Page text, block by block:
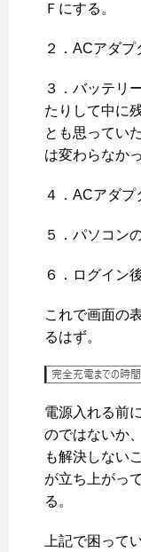
Ｆにする。
２．ACアダプ
３．バッテリ
たりして中に
とも思ってい
は変わらなか
４．ACアダプ
５．パソコン
６．ログイン
これで画面の
るはず。
電源入れる前
のではないか
も解決しない
が立ち上がっ
る。
上記で困って